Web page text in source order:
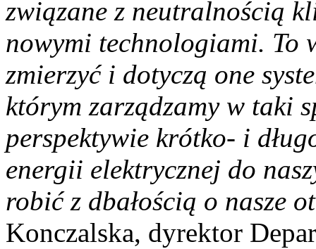
związane z neutralnością
nowymi technologiami. To
zmierzyć i dotyczą one
którym zarządzamy w taki
perspektywie krótko- i
energii elektrycznej do
robić z dbałością o nasze
Konczalska, dyrektor